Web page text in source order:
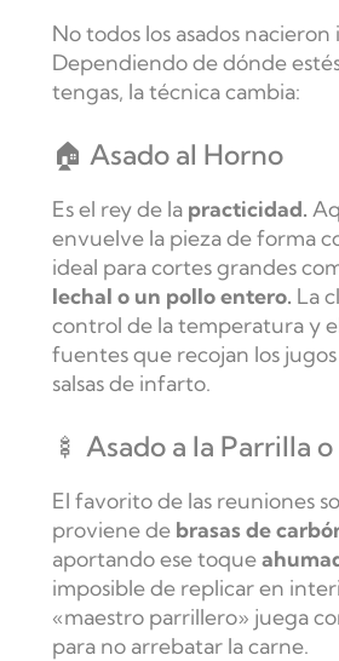
No todos los asados nacieron
Dependiendo de dónde
tengas, la técnica cambia:
🏠 Asado al Horno
Es el rey de la practicidad.
envuelve la pieza de forma
ideal para cortes grandes
lechal o un pollo entero. La
control de la temperatura y
fuentes que recojan los
salsas de infarto.
🍢 Asado a la Parrilla
El favorito de las reuniones
proviene de brasas de
aportando ese toque
imposible de replicar en
«maestro parrillero» juega
para no arrebatar la carne.